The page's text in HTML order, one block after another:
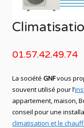
01.57.42.49.74
La société GNFvous
souvent utilisé pour l’
appartement, maison,
conseil pour une
climatisation et le